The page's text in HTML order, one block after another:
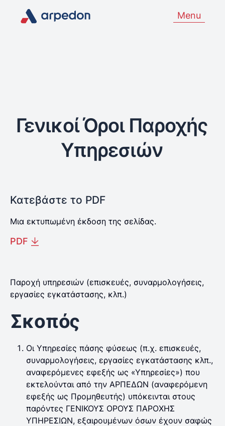
Menu
Γενικοί Όροι Παροχής
Υπηρεσιών
Κατεβάστε το PDF
Μια εκτυπωμένη έκδοση της σελίδας.
PDF
Παροχή υπηρεσιών (επισκευές, συναρμολογήσεις,
εργασίες εγκατάστασης, κλπ.)
Σκοπός
Οι Υπηρεσίες πάσης φύσεως (π.χ. επισκευές,
συναρμολογήσεις, εργασίες εγκατάστασης κλπ.,
αναφερόμενες εφεξής ως «Υπηρεσίες») που
εκτελούνται από την ΑΡΠΕΔΩΝ (αναφερόμενη
εφεξής ως Προμηθευτής) υπόκεινται στους
παρόντες ΓΕΝΙΚΟΥΣ ΟΡΟΥΣ ΠΑΡΟΧΗΣ
ΥΠΗΡΕΣΙΩΝ, εξαιρουμένων όσων έχουν σαφώς